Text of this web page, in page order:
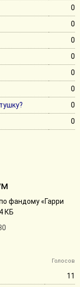
0
0
0
0
0
0
0
0
фандому «Гарри
КБ
Голосов
11